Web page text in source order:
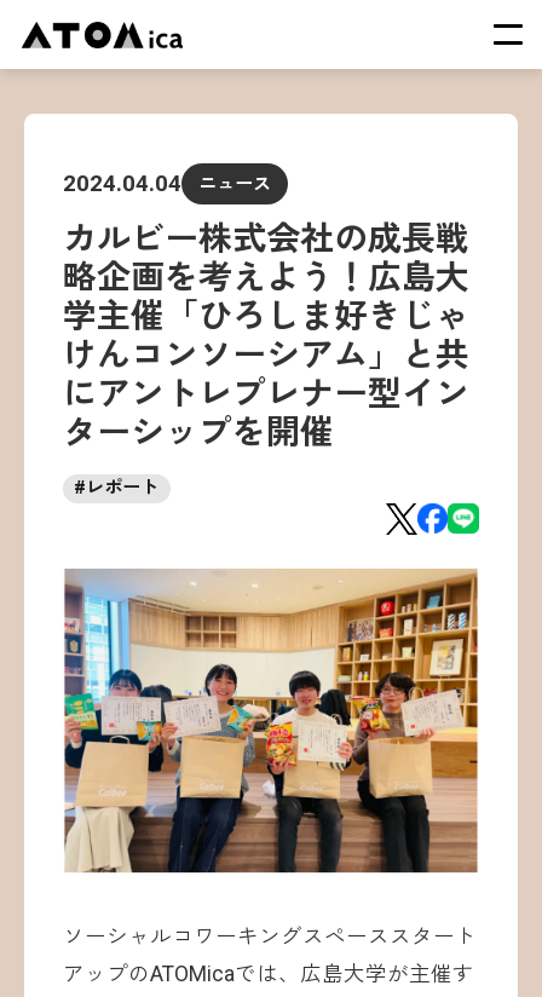
会社概要
サービス
運営施設一覧
ニュース
イベント
採用情報
お問い合わせ
©ATOMica Inc., All Rights Reserved.
2024.04.04 ニュース
カルビー株式会社の成長戦
略企画を考えよう！広島大
学主催「ひろしま好きじゃ
けんコンソーシアム」と共
にアントレプレナー型イン
ターシップを開催
# レポート
ソーシャルコワーキングスペーススタート
アップのATOMicaでは、広島大学が主催す